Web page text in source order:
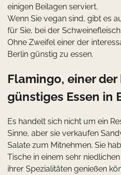
einigen Beilagen serviert.
Wenn Sie vegan sind, gibt es
für Sie, bei der
Ohne Zweifel einer der
Berlin günstig zu essen.
Flamingo, einer
günstiges Essen in
Es handelt sich nicht um ein
Sinne, aber sie verkaufen
Salate zum Mitnehmen. Sie
Tische in einem sehr
ihrer Spezialitäten genießen